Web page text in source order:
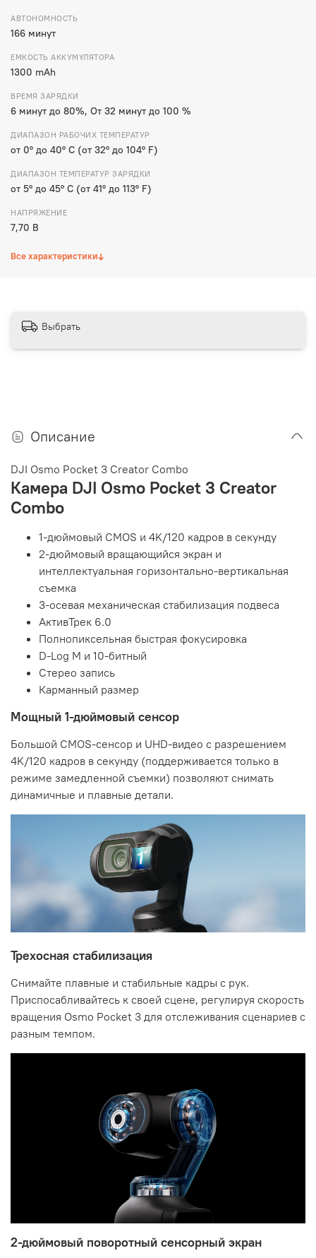
АВТОНОМНОСТЬ
166 минут
ЕМКОСТЬ АККУМУЛЯТОРА
1300 mAh
ВРЕМЯ ЗАРЯДКИ
6 минут до 80%, От 32 минут до 100 %
ДИАПАЗОН РАБОЧИХ ТЕМПЕРАТУР
от 0° до 40° C (от 32° до 104° F)
ДИАПАЗОН ТЕМПЕРАТУР ЗАРЯДКИ
от 5° до 45° C (от 41° до 113° F)
НАПРЯЖЕНИЕ
7,70 В
Все характеристики↓
Выбрать
Описание
DJI Osmo Pocket 3 Creator Combo
Камера DJI Osmo Pocket 3 Creator
Combo
1-дюймовый CMOS и 4K/120 кадров в секунду
2-дюймовый вращающийся экран и
интеллектуальная горизонтально-вертикальная
съемка
3-осевая механическая стабилизация подвеса
АктивТрек 6.0
Полнопиксельная быстрая фокусировка
D-Log M и 10-битный
Стерео запись
Карманный размер
Мощный 1-дюймовый сенсор
Большой CMOS-сенсор и UHD-видео с разрешением
4K/120 кадров в секунду (поддерживается только в
режиме замедленной съемки) позволяют снимать
динамичные и плавные детали.
Трехосная стабилизация
Снимайте плавные и стабильные кадры с рук.
Приспосабливайтесь к своей сцене, регулируя скорость
вращения Osmo Pocket 3 для отслеживания сценариев с
разным темпом.
2-дюймовый поворотный сенсорный экран